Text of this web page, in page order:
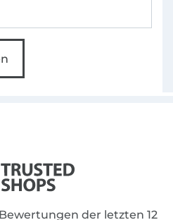
der letzten 12